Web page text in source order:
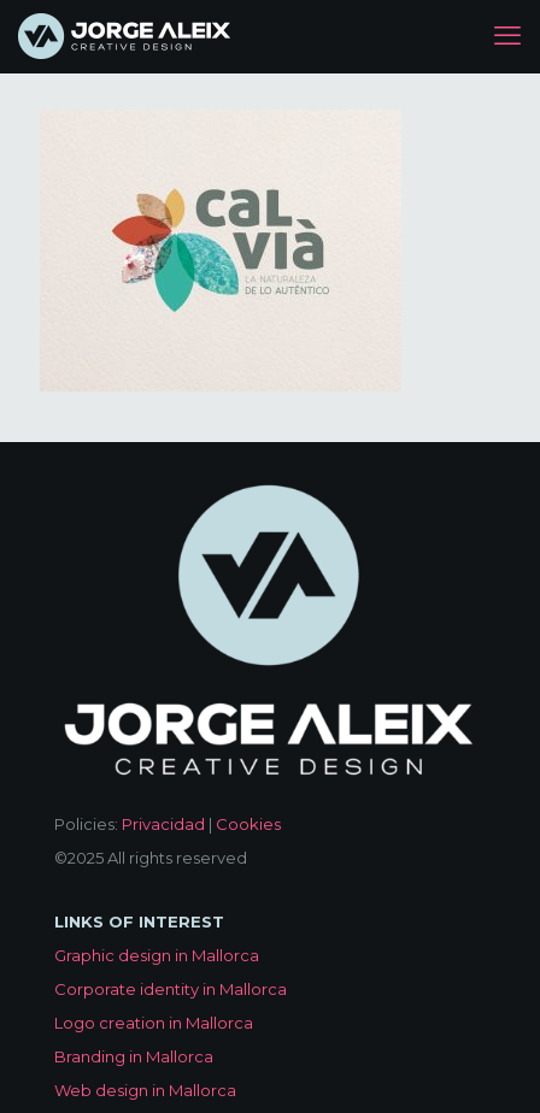
Policies: Privacidad | Cookies
©2025 All rights reserved
LINKS OF INTEREST
Graphic design in Mallorca
Corporate identity in Mallorca
Logo creation in Mallorca
Branding in Mallorca
Web design in Mallorca